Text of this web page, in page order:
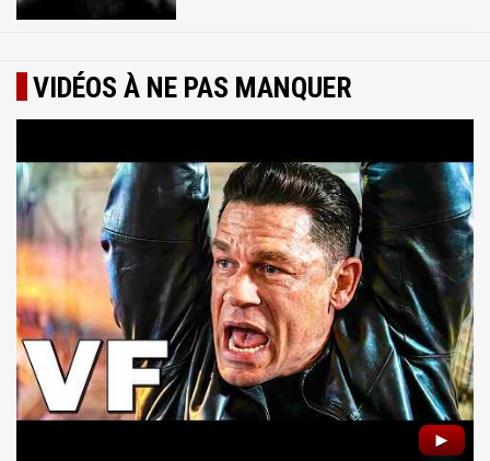
VIDÉOS À NE PAS MANQUER
►